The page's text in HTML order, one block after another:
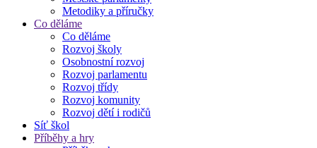
Metodiky a příručky
Co děláme
Co děláme
Rozvoj školy
Osobnostní rozvoj
Rozvoj parlamentu
Rozvoj třídy
Rozvoj komunity
Rozvoj dětí i rodičů
Síť škol
Příběhy a hry